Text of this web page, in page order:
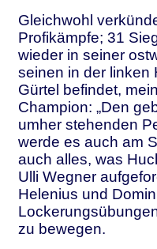
Gleichwohl
Profikämpfe; 31
wieder in seiner
seinen in der linken
Gürtel befindet,
Champion: „Den
umher stehenden
werde es auch am
auch alles, was
Ulli Wegner
Helenius und
zu bewegen.